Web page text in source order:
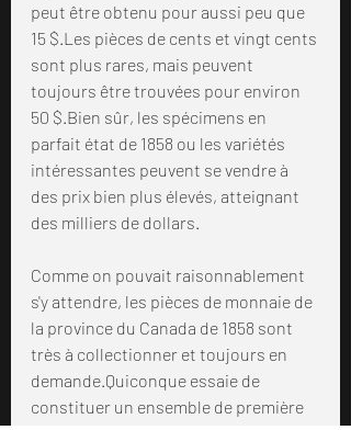
peut être obtenu pour aussi peu que
15 $.Les pièces de cents et vingt cents
sont plus rares, mais peuvent
toujours être trouvées pour environ
50 $.Bien sûr, les spécimens en
parfait état de 1858 ou les variétés
intéressantes peuvent se vendre à
des prix bien plus élevés, atteignant
des milliers de dollars.
Comme on pouvait raisonnablement
s'y attendre, les pièces de monnaie de
la province du Canada de 1858 sont
très à collectionner et toujours en
demande.Quiconque essaie de
constituer un ensemble de première